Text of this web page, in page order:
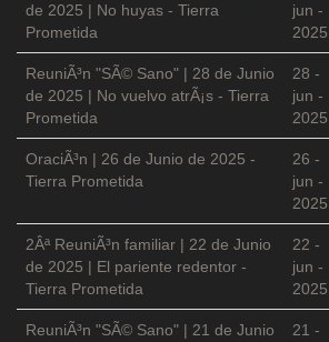
de 2025 | No huyas - Tierra
Prometida
jun -
2025
ReuniÃ³n "SÃ© Sano" | 28 de Junio
de 2025 | No vuelvo atrÃ¡s - Tierra
Prometida
28 -
jun -
2025
OraciÃ³n | 26 de Junio de 2025 -
Tierra Prometida
26 -
jun -
2025
2Âª ReuniÃ³n familiar | 22 de Junio
de 2025 | El pariente redentor -
Tierra Prometida
22 -
jun -
2025
ReuniÃ³n "SÃ© Sano" | 21 de Junio
21 -